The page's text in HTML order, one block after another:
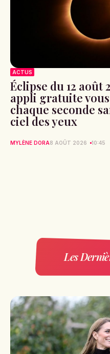
ACTUS
Éclipse du 12 août
appli gratuite
chaque seconde
ciel des yeux
MYLÈNE DORA8 AOÛT 2026 10:45
Les